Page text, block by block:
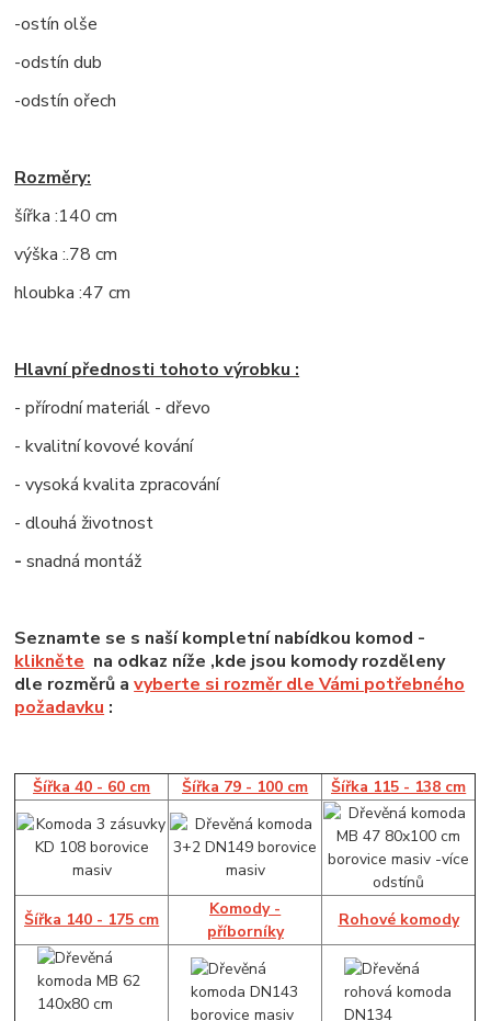
-ostín olše
-odstín dub
-odstín ořech
Rozměry:
šířka :140 cm
výška :.78 cm
hloubka :47 cm
Hlavní přednosti tohoto výrobku :
- přírodní materiál - dřevo
- kvalitní kovové kování
- vysoká kvalita zpracování
- dlouhá životnost
-snadná montáž
Seznamte se s naší kompletní nabídkou komod -
klikněte na odkaz níže ,kde jsou komody rozděleny
dle rozměrů avyberte si rozměr dle Vámi potřebného
požadavku :
Šířka 40 - 60 cm Šířka 79 - 100 cm Šířka 115 - 138 cm
Šířka 140 - 175 cm
Komody -
příborníky
Rohové komody